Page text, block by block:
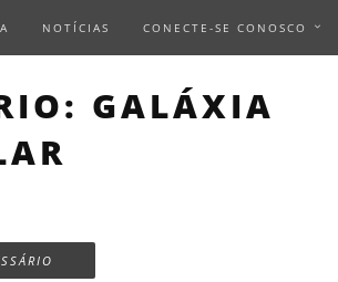
NOTÍCIAS CONECTE-SE CONOSCO
GALÁXIA